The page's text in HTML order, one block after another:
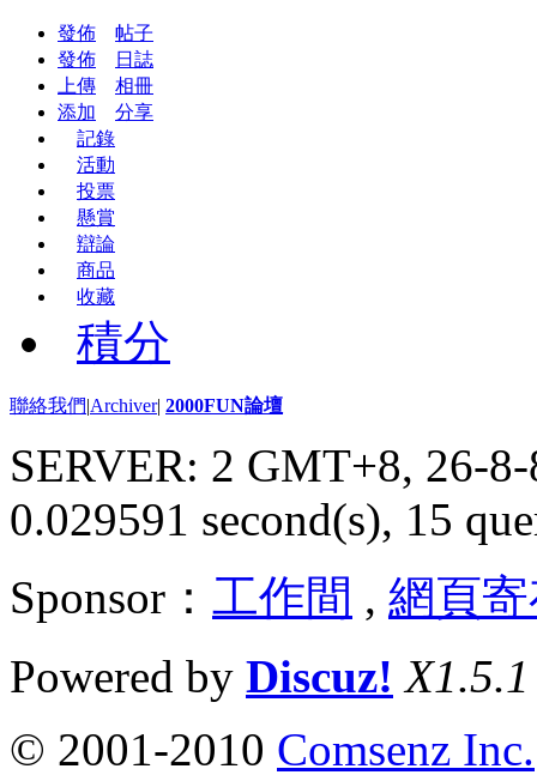
發佈
帖子
發佈
日誌
上傳
相冊
添加
分享
記錄
活動
投票
懸賞
辯論
商品
收藏
積分
聯絡我們|Archiver| 2000FUN論壇
SERVER: 2 GMT+8, 26-
0.029591 second(s), 15
Sponsor： 工作間 , 網頁
Powered by Discuz! X1.5.1
© 2001-2010 Comsenz Inc.